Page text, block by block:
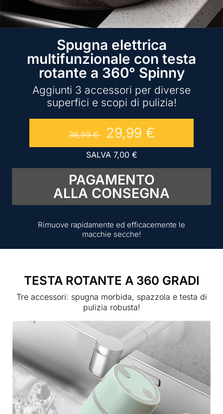
Spugna elettrica
multifunzionale con testa
rotante a 360° Spinny
Aggiunti 3 accessori per diverse
superfici e scopi di pulizia!
36,99€ 29,99 €
SALVA 7,00 €
PAGAMENTO
ALLA CONSEGNA
Rimuove rapidamente ed efficacemente le
macchie secche!
TESTA ROTANTE A 360 GRADI
Tre accessori: spugna morbida, spazzola e testa di
pulizia robusta!